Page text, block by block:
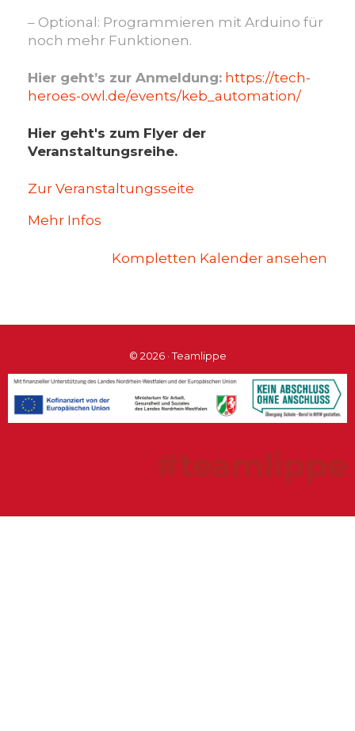
– Optional: Programmieren mit Arduino für
noch mehr Funktionen.
Hier geht’s zur Anmeldung: https://tech-
heroes-owl.de/events/keb_automation/
Hier geht's zum Flyer der
Veranstaltungsreihe.
Zur Veranstaltungsseite
Mehr Infos
Kompletten Kalender ansehen
© 2026 · Teamlippe
#teamlippe